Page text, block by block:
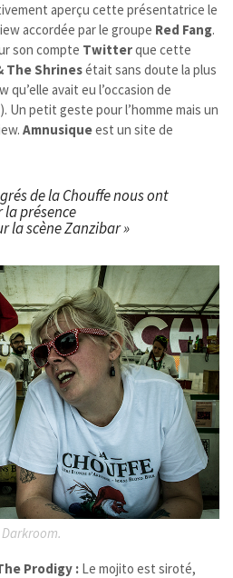
aperçu cette présentatrice le
accordée par le groupe Red Fang.
son compte Twitterque cette
The Shrinesétait sans doute la plus
avait eu l’occasion de
). Un petit geste pour l’homme mais un
Amnusiqueest un site de
de la Chouffe nous ont
présence
la scène Zanzibar »
Darkroom.
Prodigy : Le mojito est siroté,